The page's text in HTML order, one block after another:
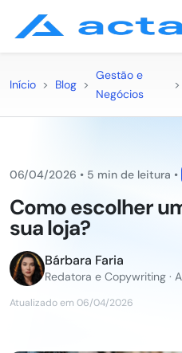
Início > Blog >
Gestão e
Negócios
>
06/04/2026 • 5 min de leitura •
Como escolher
sua loja?
Bárbara Faria
Redatora e Copywriting ·
Atualizado em 06/04/2026